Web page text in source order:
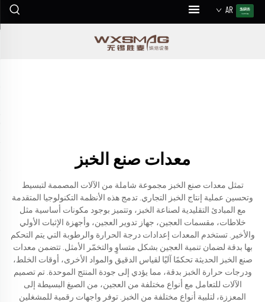
AR
معدات صنع الخبز
تمثل معدات صنع الخبز مجموعة شاملة من الآلات المصممة لتبسيط
وتحسين عملية إنتاج الخبز التجاري. تدمج هذه الأنظمة التكنولوجيا المتقدمة
مع المبادئ التقليدية لصناعة الخبز، وتتميز بوجود مكونات أساسية مثل
خلاطات، مقسمات العجين، جهاز تدوير العجين، وأجهزة الإثبات الأولي
والأخير. تستخدم المعدات إعدادات درجة الحرارة والرطوبة التي يتم التحكم
بها بدقة لضمان تنمية العجين بشكل متساوٍ والتخمّر الأمثل. تتضمن معدات
صنع الخبز الحديثة تحكمًا آليًا لقياس الدقيق والمواد الأخرى، أوقات الخلط،
ودرجات حرارة الخبز بدقة، مما يؤدي إلى جودة المنتج الموحدة. تم تصميم
الآلات للتعامل مع أنواع مختلفة من العجين، من الصيغ البسيطة إلى
المعززة، لتلبية أنواع مختلفة من الخبز. توفر واجهات رقمية للمشغلين